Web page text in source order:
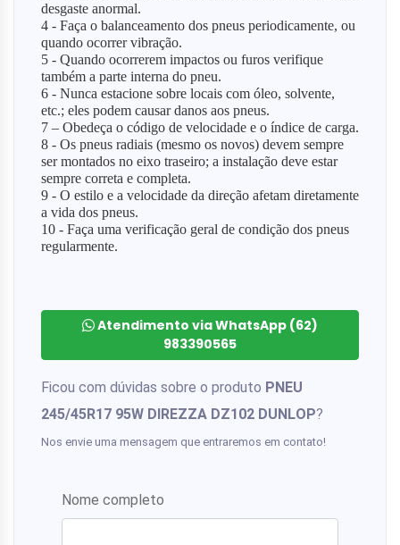
desgaste anormal.
4 - Faça o balanceamento dos pneus periodicamente, ou
quando ocorrer vibração.
5 - Quando ocorrerem impactos ou furos verifique
também a parte interna do pneu.
6 - Nunca estacione sobre locais com óleo, solvente,
etc.; eles podem causar danos aos pneus.
7 – Obedeça o código de velocidade e o índice de carga.
8 - Os pneus radiais (mesmo os novos) devem sempre
ser montados no eixo traseiro; a instalação deve estar
sempre correta e completa.
9 - O estilo e a velocidade da direção afetam diretamente
a vida dos pneus.
10 - Faça uma verificação geral de condição dos pneus
regularmente.
Atendimento via WhatsApp (62)
983390565
Ficou com dúvidas sobre o produto PNEU
245/45R17 95W DIREZZA DZ102 DUNLOP?
Nos envie uma mensagem que entraremos em contato!
Nome completo